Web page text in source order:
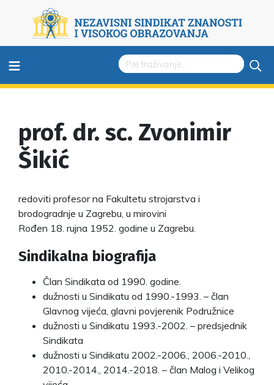
≡
prof. dr. sc. Zvonimir
Šikić
redoviti profesor na Fakultetu strojarstva i
brodogradnje u Zagrebu, u mirovini
Rođen 18. rujna 1952. godine u Zagrebu.
Sindikalna biografija
Član Sindikata od 1990. godine.
dužnosti u Sindikatu od 1990.-1993. – član
Glavnog vijeća, glavni povjerenik Podružnice
dužnosti u Sindikatu 1993.-2002. – predsjednik
Sindikata
dužnosti u Sindikatu 2002.-2006., 2006.-2010.,
2010.-2014., 2014.-2018. – član Malog i Velikog